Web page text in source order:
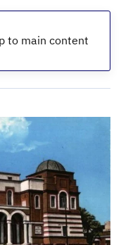
to main content
الرئيسية